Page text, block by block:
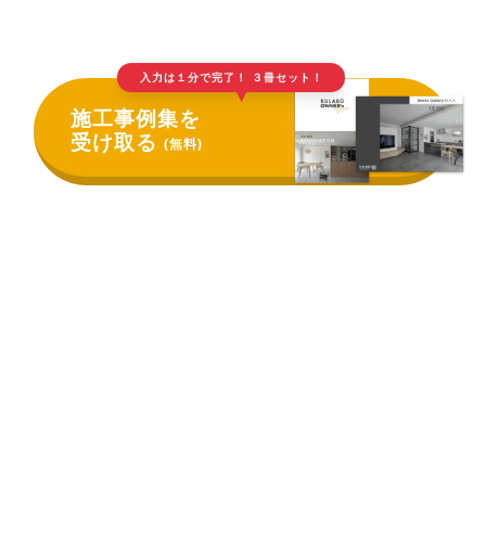
入力は１分で完了！ ３冊セット！
▲
施工事例集を
受け取る(無料)